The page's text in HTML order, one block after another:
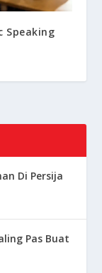
Speaking
Di Persija
Pas Buat